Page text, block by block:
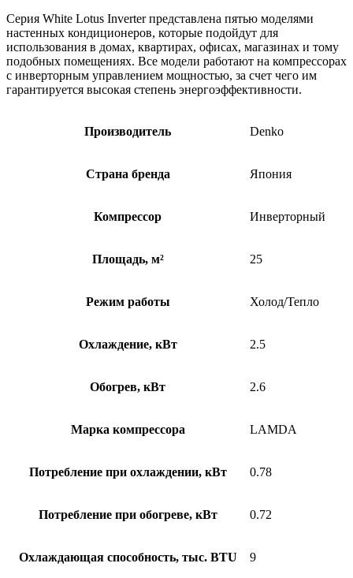
Серия White Lotus Inverter представлена пятью моделями
настенных кондиционеров, которые подойдут для
использования в домах, квартирах, офисах, магазинах и тому
подобных помещениях. Все модели работают на компрессорах
с инверторным управлением мощностью, за счет чего им
гарантируется высокая степень энергоэффективности.
Производитель Denko
Страна бренда Япония
Компрессор Инверторный
Площадь, м² 25
Режим работы Холод/Тепло
Охлаждение, кВт 2.5
Обогрев, кВт 2.6
Марка компрессора LAMDA
Потребление при охлаждении, кВт 0.78
Потребление при обогреве, кВт 0.72
Охлаждающая способность, тыс. BTU 9